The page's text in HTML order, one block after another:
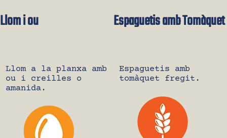
Llom i ou
Llom a la planxa amb
ou i creilles o
amanida.
Espaguetis amb Tomàquet
Espaguetis amb
tomàquet fregit.